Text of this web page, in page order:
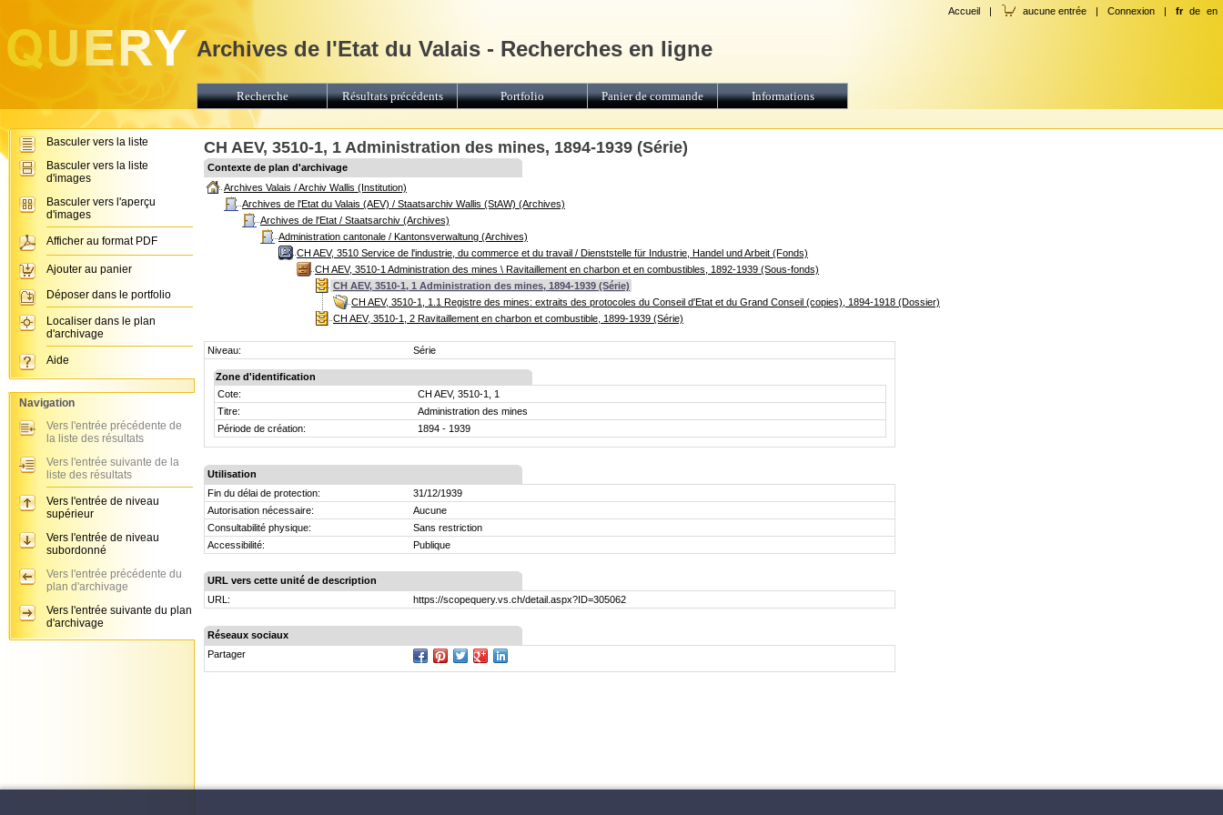
CH AEV, 3510-1, 1 Administration des mines, 1894-1939 (Série)
Contexte de plan d'archivage
Archives Valais / Archiv Wallis (Institution)
Archives de l'Etat du Valais (AEV) / Staatsarchiv Wallis (StAW) (Archives)
Archives de l'Etat / Staatsarchiv (Archives)
Administration cantonale / Kantonsverwaltung (Archives)
CH AEV, 3510 Service de l'industrie, du commerce et du travail / Dienststelle für Industrie, Handel und Arbeit (Fonds)
CH AEV, 3510-1 Administration des mines \ Ravitaillement en charbon et en combustibles, 1892-1939 (Sous-fonds)
CH AEV, 3510-1, 1 Administration des mines, 1894-1939 (Série)
CH AEV, 3510-1, 1.1 Registre des mines: extraits des protocoles du Conseil d'Etat et du Grand Conseil (copies), 1894-1918 (Dossier)
CH AEV, 3510-1, 2 Ravitaillement en charbon et combustible, 1899-1939 (Série)
Niveau: Série
Zone d'identification
Cote:
CH AEV, 3510-1, 1
Titre:
Administration des mines
Période de création:
1894 - 1939
Utilisation
Fin du délai de protection:
31/12/1939
Autorisation nécessaire:
Aucune
Consultabilité physique:
Sans restriction
Accessibilité:
Publique
URL vers cette unité de description
URL:
https://scopequery.vs.ch/detail.aspx?ID=305062
Réseaux sociaux
Partager
Accueil | aucune entrée | Connexion | fr de en
Archives de l'Etat du Valais - Recherches en ligne
Recherche Résultats précédents Portfolio Panier de commande Informations
Basculer vers la liste
Basculer vers la liste
d'images
Basculer vers l'aperçu
d'images
Afficher au format PDF
Ajouter au panier
Déposer dans le portfolio
Localiser dans le plan
d'archivage
Aide
Navigation
Vers l'entrée précédente de
la liste des résultats
Vers l'entrée suivante de la
liste des résultats
Vers l'entrée de niveau
supérieur
Vers l'entrée de niveau
subordonné
Vers l'entrée précédente du
plan d'archivage
Vers l'entrée suivante du plan
d'archivage